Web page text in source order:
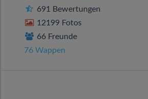
691 Bewertungen
12199 Fotos
66 Freunde
76 Wappen